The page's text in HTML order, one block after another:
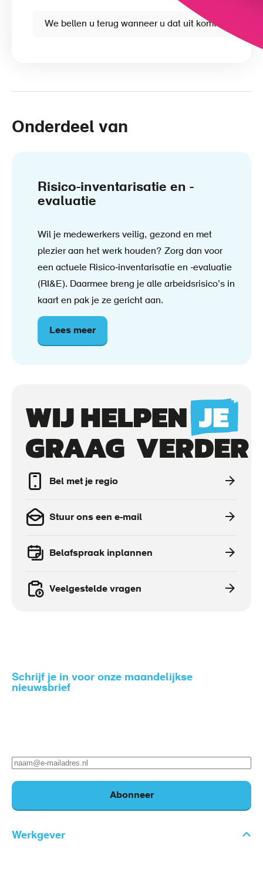
We bellen u terug wanneer u dat uit komt.
Onderdeel van
Risico-inventarisatie en -
evaluatie
Wil je medewerkers veilig, gezond en met
plezier aan het werk houden? Zorg dan voor
een actuele Risico‑inventarisatie en ‑evaluatie
(RI&E). Daarmee breng je alle arbeidsrisico’s in
kaart en pak je ze gericht aan.
Lees meer
over
Risico-
Call
to
actions
Bel met je regio
Stuur ons een e-mail
Belafspraak inplannen
Veelgestelde vragen
Schrijf je in voor onze maandelijkse
nieuwsbrief
E-
Abonneer
Werkgever